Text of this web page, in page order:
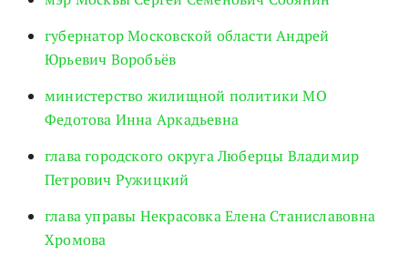
губернатор Московской области Андрей
Юрьевич Воробьёв
министерство жилищной политики МО
Федотова Инна Аркадьевна
глава городского округа Люберцы Владимир
Петрович Ружицкий
глава управы Некрасовка Елена Станиславовна
Хромова